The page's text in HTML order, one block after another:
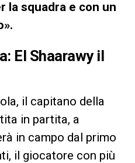
la squadra e con un
El Shaarawy il
il capitano della
in partita, a
in campo dal primo
il giocatore con più